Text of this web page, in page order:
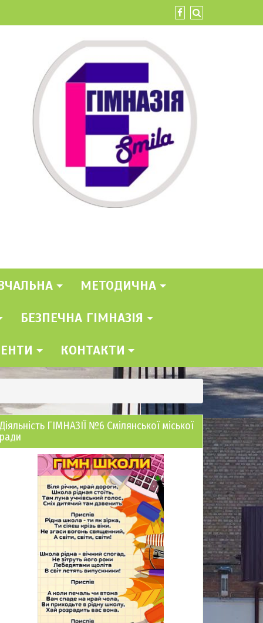
МЕТОДИЧНА
БЕЗПЕЧНА ГІМНАЗІЯ
КОНТАКТИ
Діяльність ГІМНАЗІЇ №6 Смілянської міської
ради